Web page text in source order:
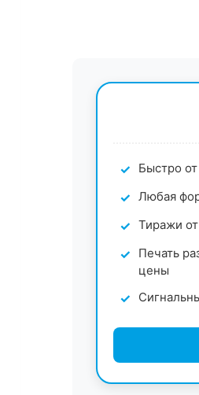
Быстро
Любая
Тиражи
Печать
цены